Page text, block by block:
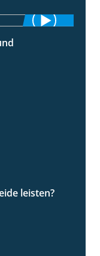
2:43
leisten?